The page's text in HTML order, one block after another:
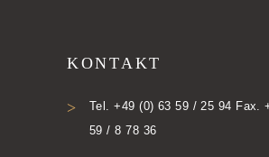
KONTAKT
Tel. +49 (0) 63 59 / 25 94 Fax.
59 / 8 78 36